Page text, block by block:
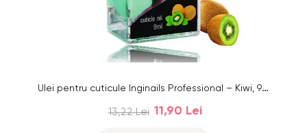
Ulei pentru cuticule Inginails Professional – Kiwi, 9ml
13,22 Lei 11,90 Lei